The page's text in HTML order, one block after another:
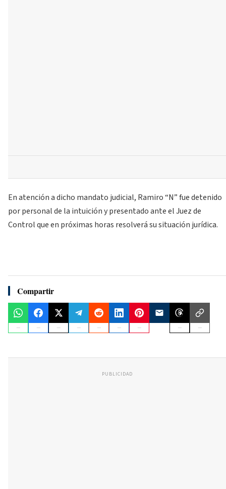
En atención a dicho mandato judicial, Ramiro “N” fue detenido
por personal de la intuición y presentado ante el Juez de
Control que en próximas horas resolverá su situación jurídica.
Compartir
PUBLICIDAD